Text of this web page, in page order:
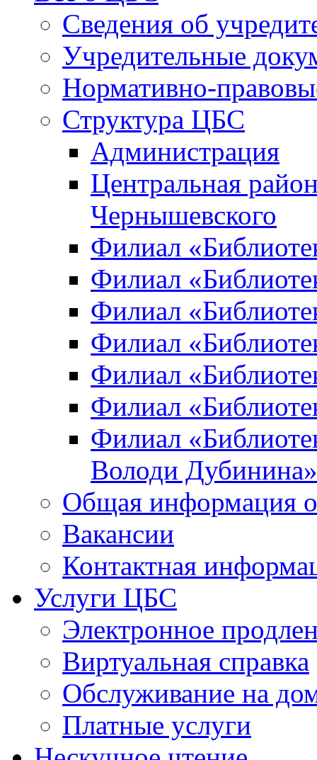
Сведения об
Учредительные
Нормативно-
Структура ЦБС
Администрация
Центральная
Чернышевского
Филиал
Филиал
Филиал
Филиал
Филиал
Филиал
Филиал
Володи Дубинина»
Общая информация
Вакансии
Контактная
Услуги ЦБС
Электронное
Виртуальная справка
Обслуживание на
Платные услуги